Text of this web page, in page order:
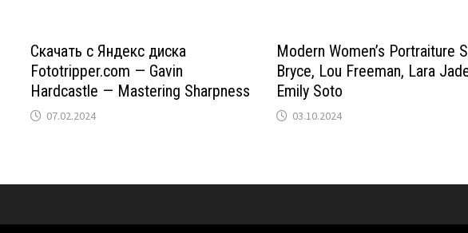
Скачать с Яндекс диска
Fototripper.com — Gavin
Hardcastle — Mastering Sharpness
07.02.2024
Modern Women’s Portraiture
Bryce, Lou Freeman, Lara
Emily Soto
03.10.2024